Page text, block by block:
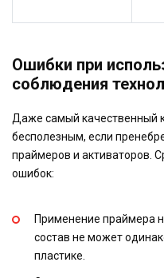
Ошибки при
соблюдения
Даже самый качественный
бесполезным, если
праймеров и активаторов.
ошибок:
Применение праймера
состав не может
пластике.